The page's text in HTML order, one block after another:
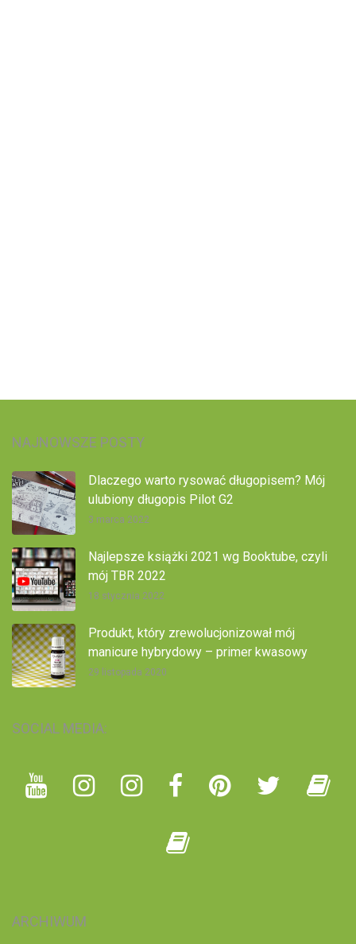
NAJNOWSZE POSTY
Dlaczego warto rysować długopisem? Mój
ulubiony długopis Pilot G2
3 marca 2022
Najlepsze książki 2021 wg Booktube, czyli
mój TBR 2022
18 stycznia 2022
Produkt, który zrewolucjonizował mój
manicure hybrydowy – primer kwasowy
29 listopada 2020
SOCIAL MEDIA:
ARCHIWUM